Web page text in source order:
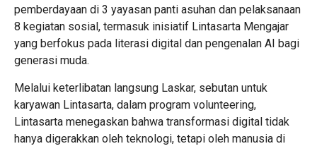
pemberdayaan di 3 yayasan panti asuhan dan pelaksanaan
8 kegiatan sosial, termasuk inisiatif Lintasarta Mengajar
yang berfokus pada literasi digital dan pengenalan AI bagi
generasi muda.
Melalui keterlibatan langsung Laskar, sebutan untuk
karyawan Lintasarta, dalam program volunteering,
Lintasarta menegaskan bahwa transformasi digital tidak
hanya digerakkan oleh teknologi, tetapi oleh manusia di